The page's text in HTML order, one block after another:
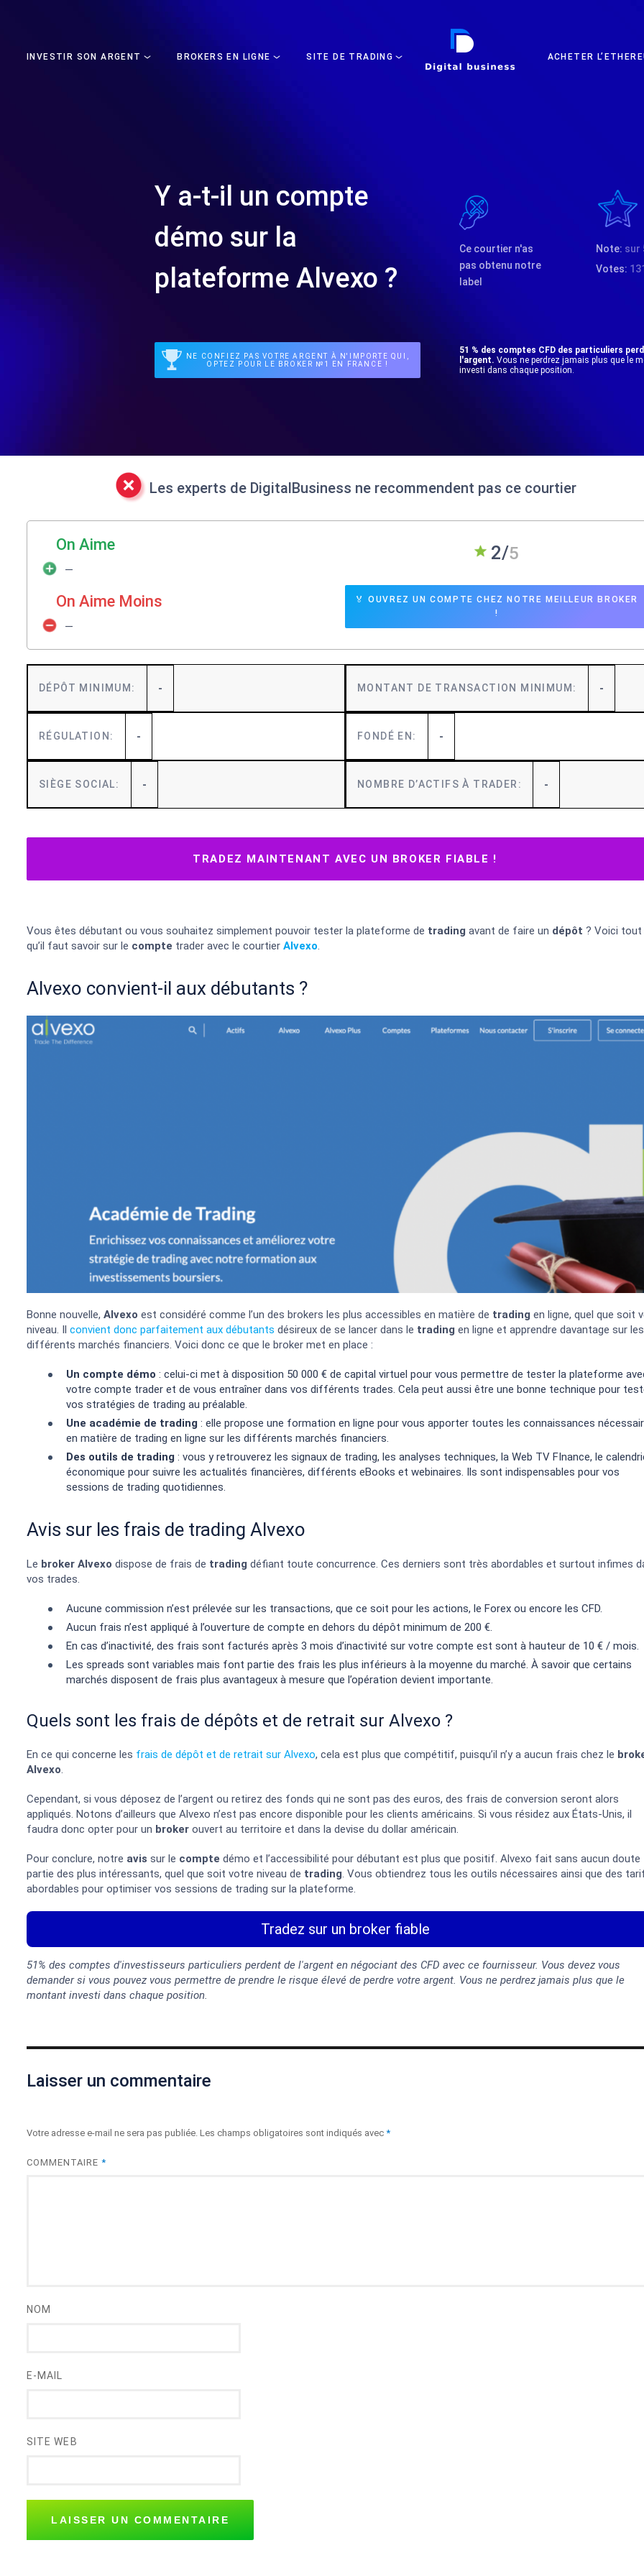
INVESTIR SON ARGENT BROKERS EN LIGNE SITE DE TRADING
DIGITAL BUSINESS
ACHETER
Y a-t-il un compte
démo sur la
plateforme Alvexo ?
Ce courtier n'as
pas obtenu notre
label
Note: sur
Votes:
NE CONFIEZ PAS VOTRE ARGENT À N'IMPORTE QUI,
OPTEZ POUR LE BROKER №1 EN FRANCE !
51 % des comptes CFD des particuliers
l'argent. Vous ne perdrez jamais plus que le
investi dans chaque position.
Les experts de DigitalBusiness ne recommendent pas ce courtier
On Aime
—
On Aime Moins
—
🏅 OUVREZ UN COMPTE CHEZ NOTRE MEILLEUR BROKER
!
DÉPÔT MINIMUM: - MONTANT DE TRANSACTION MINIMUM: -
RÉGULATION: - FONDÉ EN: -
SIÈGE SOCIAL: - NOMBRE D’ACTIFS À TRADER: -
TRADEZ MAINTENANT AVEC UN BROKER FIABLE !
Vous êtes débutant ou vous souhaitez simplement pouvoir tester la plateforme de trading avant de faire un dépôt ? Voici tout
qu’il faut savoir sur le compte trader avec le courtier Alvexo.
Alvexo convient-il aux débutants ?
Bonne nouvelle, Alvexo est considéré comme l’un des brokers les plus accessibles en matière de trading en ligne, quel que soit
niveau. Il convient donc parfaitement aux débutants désireux de se lancer dans le trading en ligne et apprendre davantage sur les
différents marchés financiers. Voici donc ce que le broker met en place :
Un compte démo : celui-ci met à disposition 50 000 € de capital virtuel pour vous permettre de tester la plateforme
votre compte trader et de vous entraîner dans vos différents trades. Cela peut aussi être une bonne technique pour
vos stratégies de trading au préalable.
Une académie de trading : elle propose une formation en ligne pour vous apporter toutes les connaissances
en matière de trading en ligne sur les différents marchés financiers.
Des outils de trading : vous y retrouverez les signaux de trading, les analyses techniques, la Web TV FInance, le
économique pour suivre les actualités financières, différents eBooks et webinaires. Ils sont indispensables pour vos
sessions de trading quotidiennes.
Avis sur les frais de trading Alvexo
Le broker Alvexo dispose de frais de trading défiant toute concurrence. Ces derniers sont très abordables et surtout infimes
vos trades.
Aucune commission n’est prélevée sur les transactions, que ce soit pour les actions, le Forex ou encore les CFD.
Aucun frais n’est appliqué à l’ouverture de compte en dehors du dépôt minimum de 200 €.
En cas d’inactivité, des frais sont facturés après 3 mois d’inactivité sur votre compte est sont à hauteur de 10 € / mois.
Les spreads sont variables mais font partie des frais les plus inférieurs à la moyenne du marché. À savoir que certains
marchés disposent de frais plus avantageux à mesure que l’opération devient importante.
Quels sont les frais de dépôts et de retrait sur Alvexo ?
En ce qui concerne les frais de dépôt et de retrait sur Alvexo, cela est plus que compétitif, puisqu’il n’y a aucun frais chez le
Alvexo.
Cependant, si vous déposez de l’argent ou retirez des fonds qui ne sont pas des euros, des frais de conversion seront alors
appliqués. Notons d’ailleurs que Alvexo n’est pas encore disponible pour les clients américains. Si vous résidez aux États-Unis, il
faudra donc opter pour un broker ouvert au territoire et dans la devise du dollar américain.
Pour conclure, notre avis sur le compte démo et l’accessibilité pour débutant est plus que positif. Alvexo fait sans aucun doute
partie des plus intéressants, quel que soit votre niveau de trading. Vous obtiendrez tous les outils nécessaires ainsi que des
abordables pour optimiser vos sessions de trading sur la plateforme.
Tradez sur un broker fiable
51% des comptes d'investisseurs particuliers perdent de l'argent en négociant des CFD avec ce fournisseur. Vous devez vous
demander si vous pouvez vous permettre de prendre le risque élevé de perdre votre argent. Vous ne perdrez jamais plus que le
montant investi dans chaque position.
Laisser un commentaire
Votre adresse e-mail ne sera pas publiée. Les champs obligatoires sont indiqués avec *
COMMENTAIRE *
NOM
E-MAIL
SITE WEB